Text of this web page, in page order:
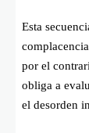
Esta
por el
obliga a
el desorden